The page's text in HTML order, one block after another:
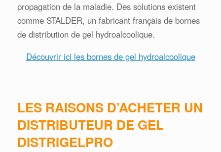
propagation de la maladie. Des solutions existent
comme STALDER, un fabricant français de bornes
de distribution de gel hydroalcoolique.
Découvrir ici les bornes de gel hydroalcoolique
LES RAISONS D’ACHETER UN
DISTRIBUTEUR DE GEL
DISTRIGELPRO